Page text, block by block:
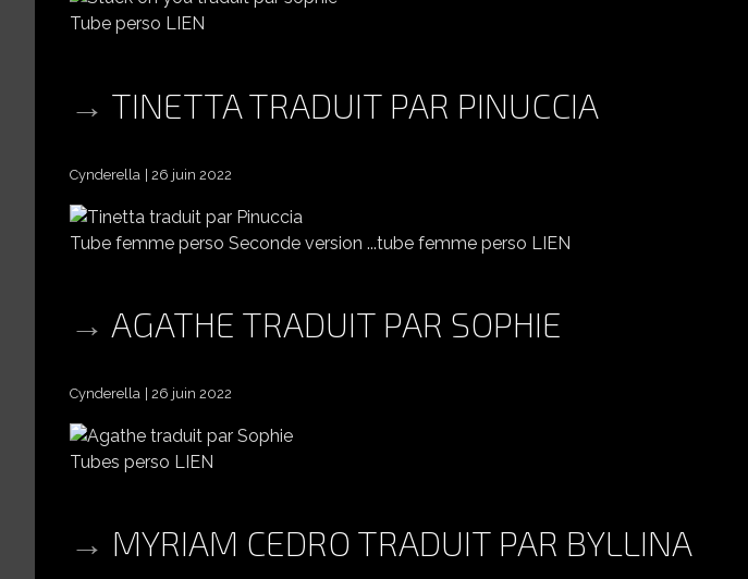
Tube perso LIEN
TINETTA TRADUIT PAR PINUCCIA
Cynderella 26 juin 2022
Tube femme perso Seconde version ...tube femme perso LIEN
AGATHE TRADUIT PAR SOPHIE
Cynderella 26 juin 2022
Tubes perso LIEN
MYRIAM CEDRO TRADUIT PAR BYLLINA